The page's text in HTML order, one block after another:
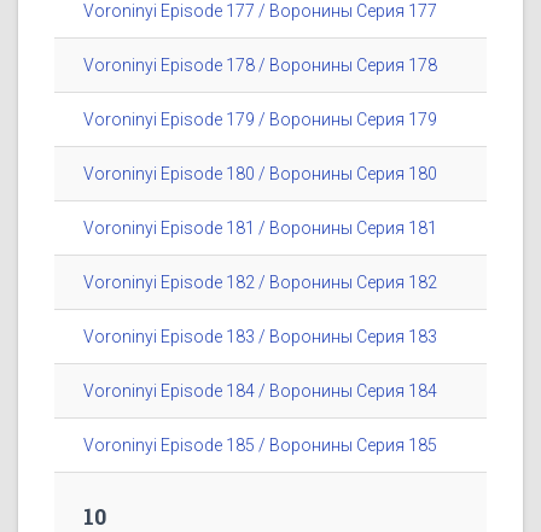
Voroninyi Episode 177 / Воронины Серия 177
Voroninyi Episode 178 / Воронины Серия 178
Voroninyi Episode 179 / Воронины Серия 179
Voroninyi Episode 180 / Воронины Серия 180
Voroninyi Episode 181 / Воронины Серия 181
Voroninyi Episode 182 / Воронины Серия 182
Voroninyi Episode 183 / Воронины Серия 183
Voroninyi Episode 184 / Воронины Серия 184
Voroninyi Episode 185 / Воронины Серия 185
10